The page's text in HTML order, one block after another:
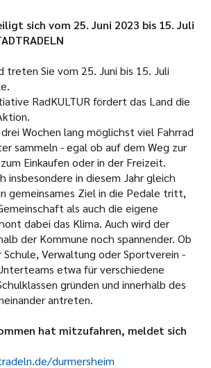
sich vom 25. Juni 2023 bis 15. Juli
treten Sie vom 25. Juni bis 15. Juli
RadKULTUR fördert das Land die
Wochen lang möglichst viel Fahrrad
sammeln - egal ob auf dem Weg zur
Einkaufen oder in der Freizeit.
insbesondere in diesem Jahr gleich
gemeinsames Ziel in die Pedale tritt,
als auch die eigene
dabei das Klima. Auch wird der
der Kommune noch spannender. Ob
Verwaltung oder Sportverein -
etwa für verschiedene
gründen und innerhalb des
antreten.
hat mitzufahren, meldet sich
durmersheim